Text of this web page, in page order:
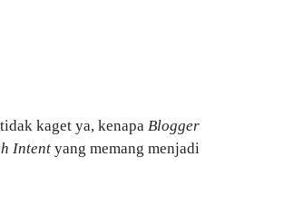
kaget ya, kenapa Blogger
Intent yang memang menjadi